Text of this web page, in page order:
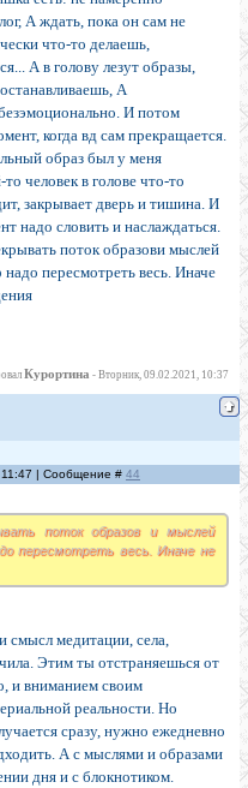
А ждать, пока он сам не
что-то делаешь,
А в голову лезут образы,
А
И потом
когда вд сам прекращается.
образ был у меня
человек в голове что-то
закрывает дверь и тишина. И
надо словить и наслаждаться.
поток образови мыслей
пересмотреть весь. Иначе
Курортина - Вторник, 09.02.2021, 10:37
| Сообщение # 44
поток образов и мыслей
пересмотреть весь. Иначе не
смысл медитации, села,
Этим ты отстраняешься от
и вниманием своим
реальности. Но
сразу, нужно ежедневно
А с мыслями и образами
дня и с блокнотиком.